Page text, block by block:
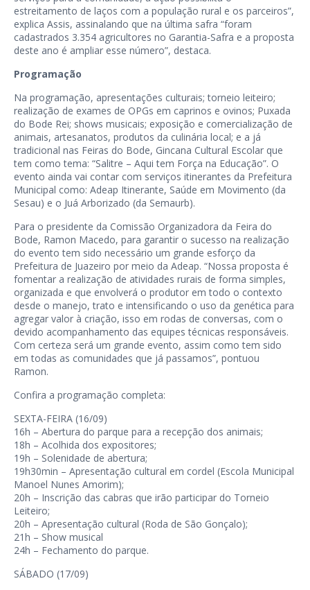
estreitamento de laços com a população rural e os parceiros”,
explica Assis, assinalando que na última safra “foram
cadastrados 3.354 agricultores no Garantia-Safra e a proposta
deste ano é ampliar esse número”, destaca.
Programação
Na programação, apresentações culturais; torneio leiteiro;
realização de exames de OPGs em caprinos e ovinos; Puxada
do Bode Rei; shows musicais; exposição e comercialização de
animais, artesanatos, produtos da culinária local; e a já
tradicional nas Feiras do Bode, Gincana Cultural Escolar que
tem como tema: “Salitre – Aqui tem Força na Educação”. O
evento ainda vai contar com serviços itinerantes da Prefeitura
Municipal como: Adeap Itinerante, Saúde em Movimento (da
Sesau) e o Juá Arborizado (da Semaurb).
Para o presidente da Comissão Organizadora da Feira do
Bode, Ramon Macedo, para garantir o sucesso na realização
do evento tem sido necessário um grande esforço da
Prefeitura de Juazeiro por meio da Adeap. “Nossa proposta é
fomentar a realização de atividades rurais de forma simples,
organizada e que envolverá o produtor em todo o contexto
desde o manejo, trato e intensificando o uso da genética para
agregar valor à criação, isso em rodas de conversas, com o
devido acompanhamento das equipes técnicas responsáveis.
Com certeza será um grande evento, assim como tem sido
em todas as comunidades que já passamos”, pontuou
Ramon.
Confira a programação completa:
SEXTA-FEIRA (16/09)
16h – Abertura do parque para a recepção dos animais;
18h – Acolhida dos expositores;
19h – Solenidade de abertura;
19h30min – Apresentação cultural em cordel (Escola Municipal
Manoel Nunes Amorim);
20h – Inscrição das cabras que irão participar do Torneio
Leiteiro;
20h – Apresentação cultural (Roda de São Gonçalo);
21h – Show musical
24h – Fechamento do parque.
SÁBADO (17/09)